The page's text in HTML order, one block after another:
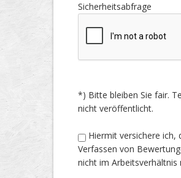
Sicherheitsabfrage
*) Bitte bleiben Sie fair.
nicht veröffentlicht.
Hiermit versichere ich,
Verfassen von
nicht im